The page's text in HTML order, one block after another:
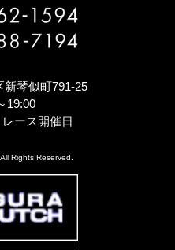
琴似町791-25
19:00
ース開催日
Rights Reserved.